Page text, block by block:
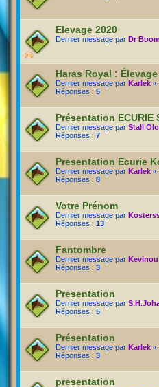
Elevage 2020
Dernier message par Dr Boom
Haras Royal : Élevage
Dernier message par Karlek «
Réponses : 5
Présentation ECURIE
Dernier message par Stall
Réponses : 7
Presentation Ecurie
Dernier message par Karlek «
Réponses : 8
Votre Prénom
Dernier message par
Réponses : 13
Fantombre
Dernier message par Kevinou
Réponses : 3
Presentation
Dernier message par
Réponses : 5
Présentation
Dernier message par Karlek «
Réponses : 3
presentation